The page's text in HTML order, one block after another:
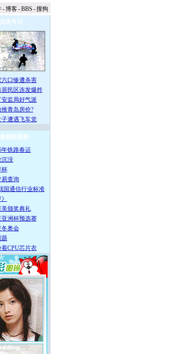
-博客-BBS -搜狗
点击今日
口惨遭杀害
民区连发爆炸
监局好气派
青岛房价?
遭遇飞车党
精彩推荐
年铁路春运
沉没
杯
易查询
国通信行业标准
美颁奖典礼
亚洲杯预选赛
冬奥会
题
CPU芯片衣